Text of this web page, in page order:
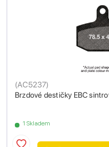
Brzdové destičky EBC
(AC5237)
1 Skladem